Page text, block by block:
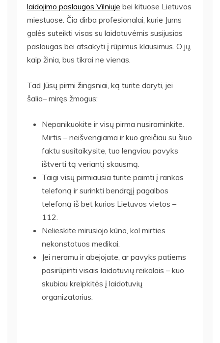
laidojimo paslaugos Vilniuje bei kituose Lietuvos
miestuose. Čia dirba profesionalai, kurie Jums
galės suteikti visas su laidotuvėmis susijusias
paslaugas bei atsakyti į rūpimus klausimus. O jų,
kaip žinia, bus tikrai ne vienas.
Tad Jūsų pirmi žingsniai, ką turite daryti, jei
šalia– miręs žmogus:
Nepanikuokite ir visų pirma nusiraminkite.
Mirtis – neišvengiama ir kuo greičiau su šiuo
faktu susitaikysite, tuo lengviau pavyks
ištverti tą veriantį skausmą.
Taigi visų pirmiausia turite paimti į rankas
telefoną ir surinkti bendrąjį pagalbos
telefoną iš bet kurios Lietuvos vietos –
112.
Nelieskite mirusiojo kūno, kol mirties
nekonstatuos medikai.
Jei neramu ir abejojate, ar pavyks patiems
pasirūpinti visais laidotuvių reikalais – kuo
skubiau kreipkitės į laidotuvių
organizatorius.